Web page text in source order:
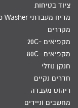
ציוד בטיחות
מדיח מעבדתי Lab Washer
מקררים
מקפיאים -20C
מקפיאים -80C
חנקן נוזלי
חדרים נקיים
ריהוט מעבדה
מחשבים וניידים